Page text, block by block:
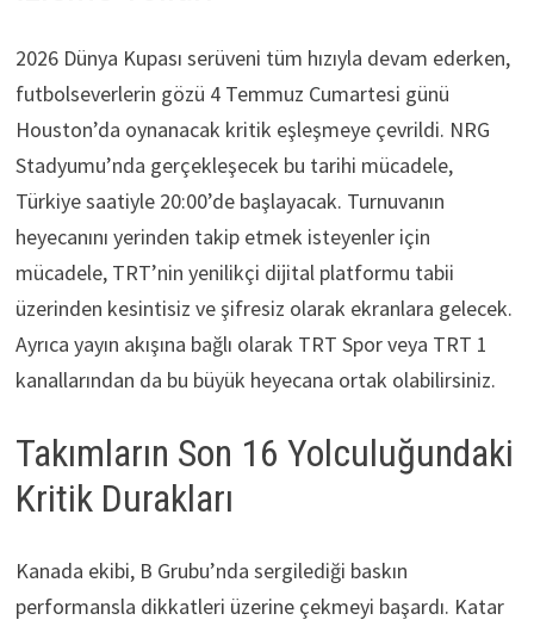
2026 Dünya Kupası serüveni tüm hızıyla devam ederken,
futbolseverlerin gözü 4 Temmuz Cumartesi günü
Houston’da oynanacak kritik eşleşmeye çevrildi. NRG
Stadyumu’nda gerçekleşecek bu tarihi mücadele,
Türkiye saatiyle 20:00’de başlayacak. Turnuvanın
heyecanını yerinden takip etmek isteyenler için
mücadele, TRT’nin yenilikçi dijital platformu tabii
üzerinden kesintisiz ve şifresiz olarak ekranlara gelecek.
Ayrıca yayın akışına bağlı olarak TRT Spor veya TRT 1
kanallarından da bu büyük heyecana ortak olabilirsiniz.
Takımların Son 16 Yolculuğundaki
Kritik Durakları
Kanada ekibi, B Grubu’nda sergilediği baskın
performansla dikkatleri üzerine çekmeyi başardı. Katar